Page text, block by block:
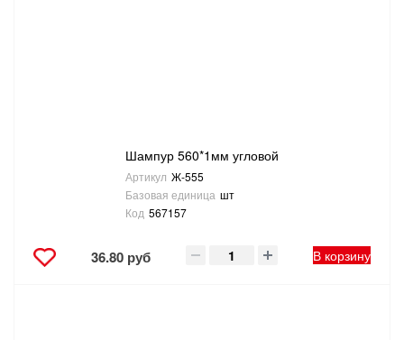
Шампур 560*1мм угловой
Артикул Ж-555
Базовая единица шт
Код 567157
36.80 руб В корзину